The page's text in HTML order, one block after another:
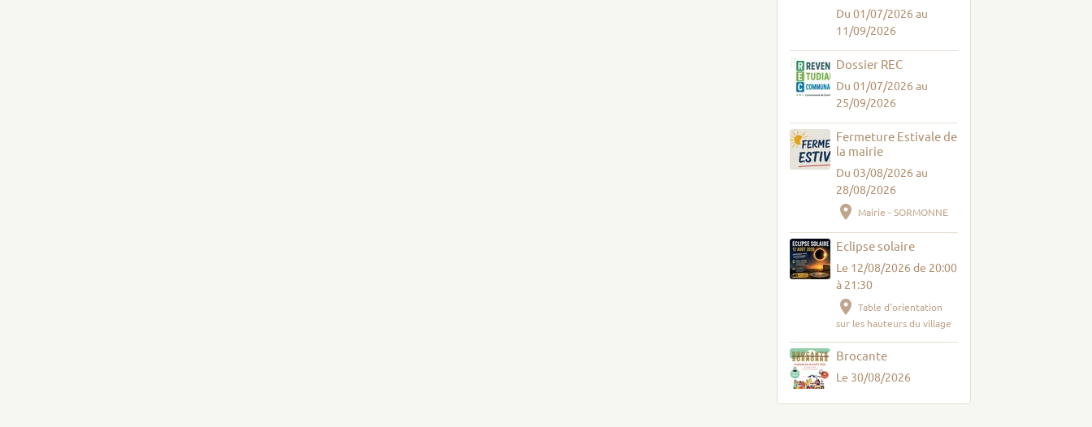
Du 01/07/2026 au
11/09/2026
Dossier REC
Du 01/07/2026 au
25/09/2026
Fermeture Estivale de
la mairie
Du 03/08/2026 au
28/08/2026
Mairie - SORMONNE
Eclipse solaire
Le 12/08/2026 de 20:00
à 21:30
Table d'orientation
sur les hauteurs du village
Brocante
Le 30/08/2026